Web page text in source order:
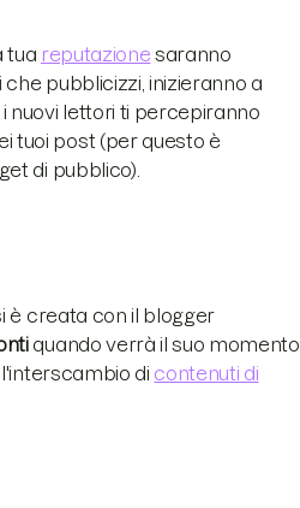
tua reputazione saranno
pubblicizzi, inizieranno a
nuovi lettori ti percepiranno
tuoi post (per questo è
di pubblico).
è creata con il blogger
quando verrà il suo momento
di contenuti di